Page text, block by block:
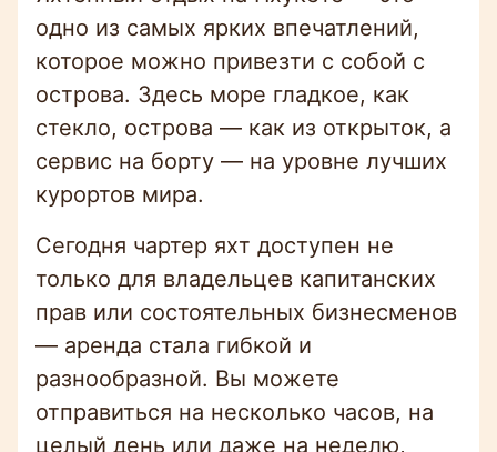
одно из самых ярких впечатлений,
которое можно привезти с собой с
острова. Здесь море гладкое, как
стекло, острова — как из открыток, а
сервис на борту — на уровне лучших
курортов мира.
Сегодня чартер яхт доступен не
только для владельцев капитанских
прав или состоятельных бизнесменов
— аренда стала гибкой и
разнообразной. Вы можете
отправиться на несколько часов, на
целый день или даже на неделю,